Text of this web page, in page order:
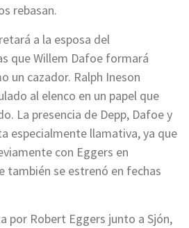
rebasan.
a la esposa del
que Willem Dafoe formará
un cazador. Ralph Ineson
al elenco en un papel que
La presencia de Depp, Dafoe y
especialmente llamativa, ya que
con Eggers en
también se estrenó en fechas
por Robert Eggers junto a Sjón,